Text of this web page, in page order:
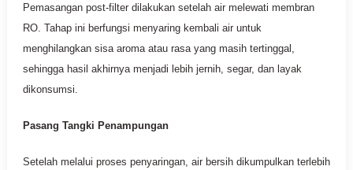
Pemasangan post-filter dilakukan setelah air melewati membran
RO. Tahap ini berfungsi menyaring kembali air untuk
menghilangkan sisa aroma atau rasa yang masih tertinggal,
sehingga hasil akhirnya menjadi lebih jernih, segar, dan layak
dikonsumsi.
Pasang Tangki Penampungan
Setelah melalui proses penyaringan, air bersih dikumpulkan terlebih